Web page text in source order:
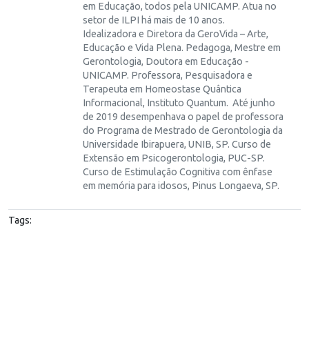
em Educação, todos pela UNICAMP. Atua no
setor de ILPI há mais de 10 anos.
Idealizadora e Diretora da GeroVida – Arte,
Educação e Vida Plena. Pedagoga, Mestre em
Gerontologia, Doutora em Educação -
UNICAMP. Professora, Pesquisadora e
Terapeuta em Homeostase Quântica
Informacional, Instituto Quantum. Até junho
de 2019 desempenhava o papel de professora
do Programa de Mestrado de Gerontologia da
Universidade Ibirapuera, UNIB, SP. Curso de
Extensão em Psicogerontologia, PUC-SP.
Curso de Estimulação Cognitiva com ênfase
em memória para idosos, Pinus Longaeva, SP.
Tags: